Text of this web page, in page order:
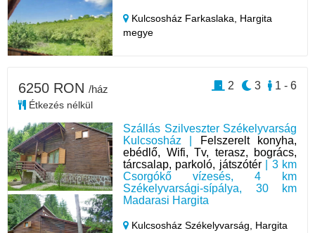
Kulcsosház Farkaslaka, Hargita
megye
Szállás Szilveszter Székelyvarság
Kulcsosház |
Felszerelt konyha,
ebédlő, Wifi, Tv, terasz, bogrács,
tárcsalap, parkoló, játszótér| 3 km
Csorgókő vízesés, 4 km
Székelyvarsági-sípálya, 30 km
Madarasi Hargita
Kulcsosház Székelyvarság, Hargita
6250 RON /ház
Étkezés nélkül
1 - 6
3
2